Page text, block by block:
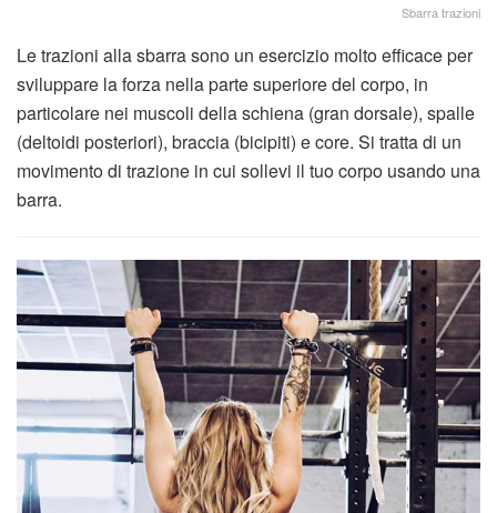
Sbarra trazioni
Le trazioni alla sbarra sono un esercizio molto efficace per
sviluppare la forza nella parte superiore del corpo, in
particolare nei muscoli della schiena (gran dorsale), spalle
(deltoidi posteriori), braccia (bicipiti) e core. Si tratta di un
movimento di trazione in cui sollevi il tuo corpo usando una
barra.